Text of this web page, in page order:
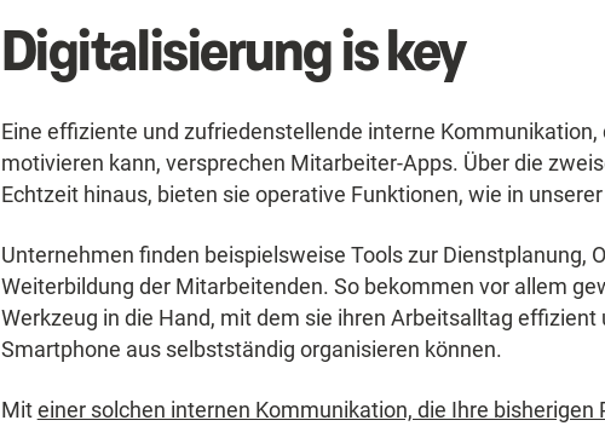
Digitalisierung is key
Eine effiziente und zufriedenstellende interne
motivieren kann, versprechen Mitarbeiter-Apps. Über die
Echtzeit hinaus, bieten sie operative Funktionen, wie in
Unternehmen finden beispielsweise Tools zur Dienstplanung,
Weiterbildung der Mitarbeitenden. So bekommen vor allem
Werkzeug in die Hand, mit dem sie ihren Arbeitsalltag effizient
Smartphone aus selbstständig organisieren können.
Miteiner solchen internen Kommunikation, die Ihre bisherigen